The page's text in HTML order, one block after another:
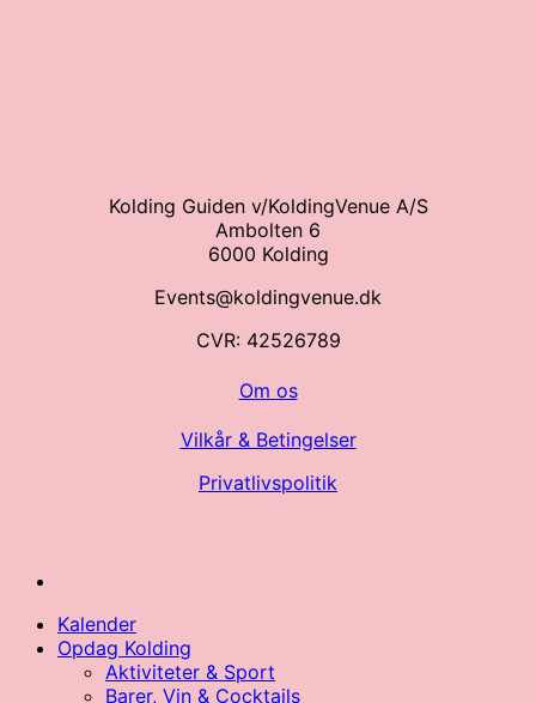
Kolding Guiden v/KoldingVenue A/S
Ambolten 6
6000 Kolding
Events@koldingvenue.dk
CVR: 42526789
Om os
Vilkår & Betingelser
Privatlivspolitik
Kalender
Opdag Kolding
Aktiviteter & Sport
Barer, Vin & Cocktails